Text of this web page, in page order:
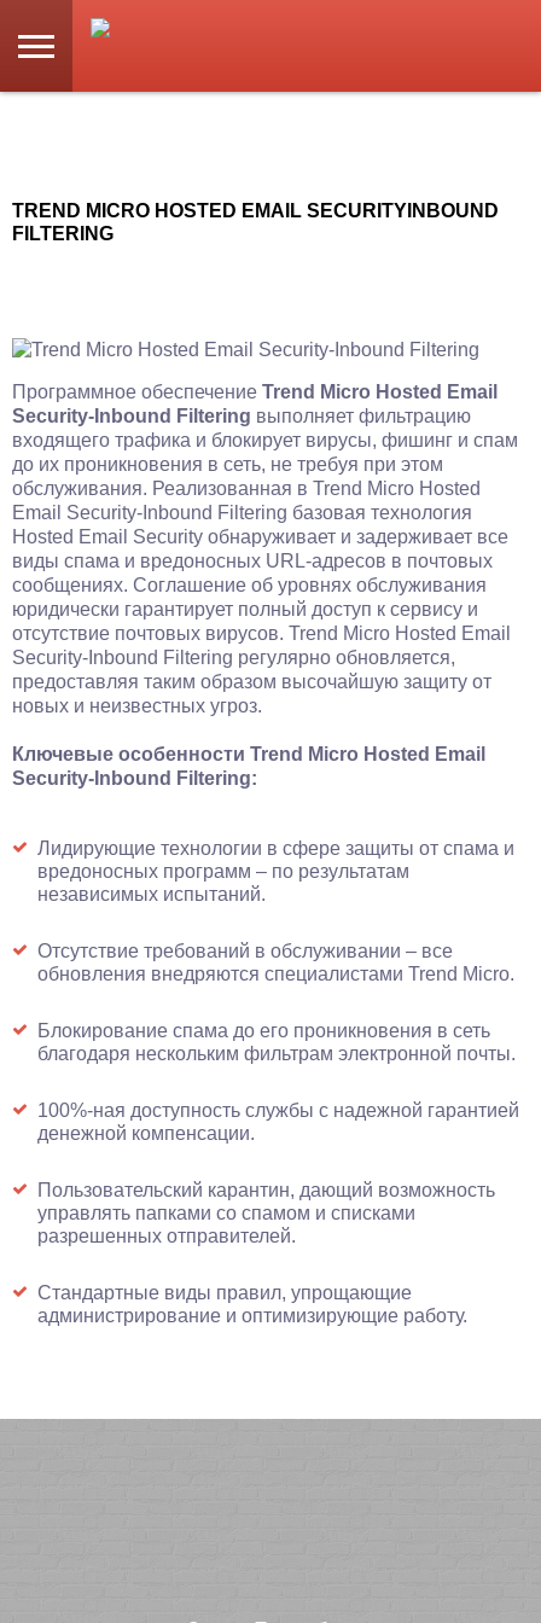
TREND MICRO HOSTED EMAIL SECURITYINBOUND
FILTERING
Программное обеспечение Trend Micro Hosted Email
Security-Inbound Filtering выполняет фильтрацию
входящего трафика и блокирует вирусы, фишинг и спам
до их проникновения в сеть, не требуя при этом
обслуживания. Реализованная в Trend Micro Hosted
Email Security-Inbound Filtering базовая технология
Hosted Email Security обнаруживает и задерживает все
виды спама и вредоносных URL-адресов в почтовых
сообщениях. Соглашение об уровнях обслуживания
юридически гарантирует полный доступ к сервису и
отсутствие почтовых вирусов. Trend Micro Hosted Email
Security-Inbound Filtering регулярно обновляется,
предоставляя таким образом высочайшую защиту от
новых и неизвестных угроз.
Ключевые особенности Trend Micro Hosted Email
Security-Inbound Filtering:
Лидирующие технологии в сфере защиты от спама и
вредоносных программ – по результатам
независимых испытаний.
Отсутствие требований в обслуживании – все
обновления внедряются специалистами Trend Micro.
Блокирование спама до его проникновения в сеть
благодаря нескольким фильтрам электронной почты.
100%-ная доступность службы с надежной гарантией
денежной компенсации.
Пользовательский карантин, дающий возможность
управлять папками со спамом и списками
разрешенных отправителей.
Стандартные виды правил, упрощающие
администрирование и оптимизирующие работу.